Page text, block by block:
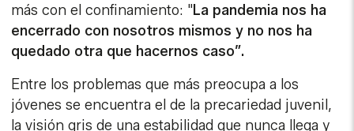
más con el confinamiento: "La pandemia nos ha
encerrado con nosotros mismos y no nos ha
quedado otra que hacernos caso”.
Entre los problemas que más preocupa a los
jóvenes se encuentra el de la precariedad juvenil,
la visión gris de una estabilidad que nunca llega y